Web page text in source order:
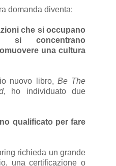
domanda diventa:
che si occupano
concentrano
una cultura
nuovo libro, Be The
, ho individuato due
qualificato per fare
richieda un grande
una certificazione o